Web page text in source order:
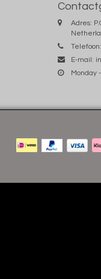
Adres:
E-mail:
Monday